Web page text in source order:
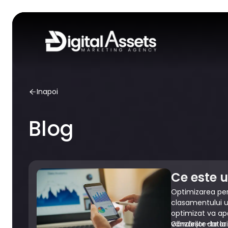
Inapoi
Blog
Ce este
Optimizarea
clasamentului
optimizat va
vânzărilor
Gândește-te la